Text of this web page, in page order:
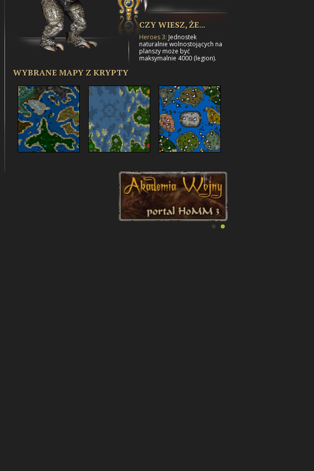
CZY WIESZ, ŻE...
Heroes 3: Jednostek
naturalnie wolnostojących na
planszy może być
maksymalnie 4000 (legion).
WYBRANE MAPY Z KRYPTY